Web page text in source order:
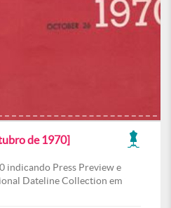
de 1970]
indicando Press Preview e
Dateline Collection em